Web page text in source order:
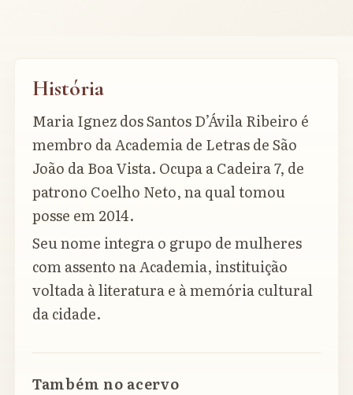
História
Maria Ignez dos Santos D’Ávila Ribeiro é
membro da Academia de Letras de São
João da Boa Vista. Ocupa a Cadeira 7, de
patrono Coelho Neto, na qual tomou
posse em 2014.
Seu nome integra o grupo de mulheres
com assento na Academia, instituição
voltada à literatura e à memória cultural
da cidade.
Também no acervo